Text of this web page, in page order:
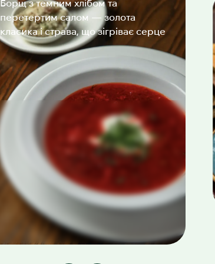
Борщ з темним хлібом та
перетертим салом — золота
класика і страва, що зігріває серце